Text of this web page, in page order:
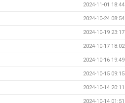
2024-11-01 18:44
2024-10-24 08:54
2024-10-19 23:17
2024-10-17 18:02
2024-10-16 19:49
2024-10-15 09:15
2024-10-14 20:11
2024-10-14 01:51